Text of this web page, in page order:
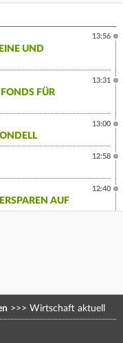
UND
13:56
FÜR
13:31
13:00
12:58
AUF
12:40
>>> Wirtschaft aktuell